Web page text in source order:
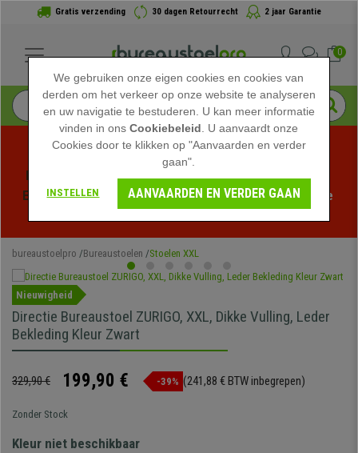
Gratis verzending 30 dagen Retourrecht 2 jaar Garantie
0
Profiteer van de Zomeruitverkoop bij bureaustoelpro!
Exclusieve kortingen voor een beperkte tijd - Bekijk de
bureaustoelpro Bureaustoelen Stoelen XXL
Nieuwigheid
Directie Bureaustoel ZURIGO, XXL, Dikke Vulling, Leder
Bekleding Kleur Zwart
329,90 € 199,90 € -39% (241,88 € BTW inbegrepen)
Zonder Stock
Kleur niet beschikbaar
We gebruiken onze eigen cookies en cookies van
derden om het verkeer op onze website te analyseren
en uw navigatie te bestuderen. U kan meer informatie
vinden in onsCookiebeleid . U aanvaardt onze
Cookies door te klikken op "Aanvaarden en verder
gaan".
INSTELLEN AANVAARDEN EN VERDER GAAN